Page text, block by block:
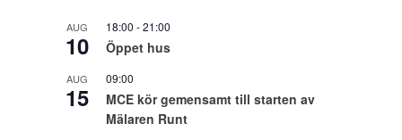
AUG
10
18:00 -21:00
Öppet hus
AUG
15
09:00
MCE kör gemensamt till starten av
Mälaren Runt